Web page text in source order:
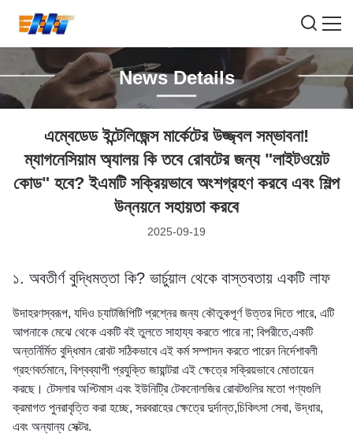
News Details
এম্বেডেড ইন্টেলিজেন্স মার্কেটের উজ্জ্বল সম্ভাবনা!
ম্যাগনেসিয়াম অ্যালয় কি তবে রোবটের জন্য "লাইটওয়েট
কোড" হবে? ইএমটি সক্রিয়ভাবে অংশগ্রহণ করবে এবং শিল্প
উন্নয়নে সহায়তা করবে
2025-09-19
১. অবতীর্ণ বুদ্ধিমত্তা কি? ভার্চুয়াল থেকে বাস্তবতায় একটি লাফ
উদাহরণস্বরূপ, যদিও চ্যাটজিপিটি প্রশ্নের জন্য কৌতুকপূর্ণ উত্তর দিতে পারে, এটি
আপনাকে মেঝে থেকে একটি বই তুলতে সাহায্য করতে পারে না; বিপরীতে,একটি
অন্তর্নির্মিত বুদ্ধিমান রোবট সঠিকভাবে এই কর্ম সম্পাদন করতে পারেন নির্দেশাবলী
গ্রহণবর্তমানে, বিশ্বব্যাপী প্রযুক্তি জায়ান্টরা এই ক্ষেত্রে সক্রিয়ভাবে মোতায়েন
করছে। টেসলার অপ্টিমাস এবং ইউনিট্রি টেকনোলজির রোবটগুলির মতো পণ্যগুলি
ক্রমাগত পুনরাবৃত্তি করা হচ্ছে, সরবরাহের ক্ষেত্রে দুর্দান্ত,চিকিৎসা সেবা, উদ্ধার,
এবং অন্যান্য সেক্টর.